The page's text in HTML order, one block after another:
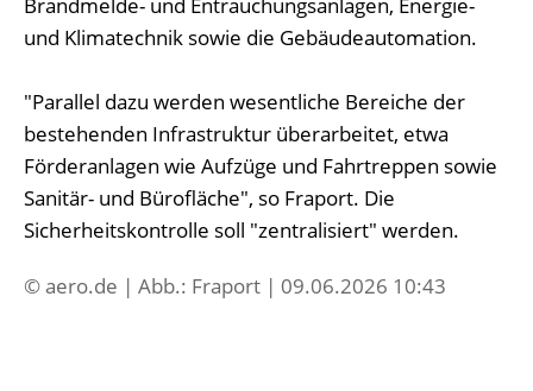
und Klimatechnik sowie die Gebäudeautomation.
"Parallel dazu werden wesentliche Bereiche der
bestehenden Infrastruktur überarbeitet, etwa
Förderanlagen wie Aufzüge und Fahrtreppen sowie
Sanitär- und Bürofläche", so Fraport. Die
Sicherheitskontrolle soll "zentralisiert" werden.
© aero.de | Abb.: Fraport | 09.06.2026 10:43